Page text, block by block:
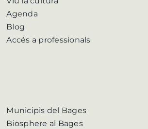
Agenda
Blog
Accés a professionals
Municipis del Bages
Biosphere al Bages